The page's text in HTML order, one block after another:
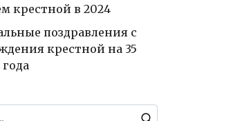
крестной в 2024
поздравления с
крестной на 35
года